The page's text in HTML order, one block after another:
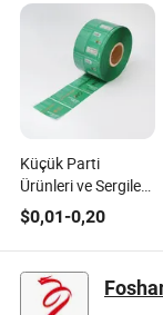
Küçük Parti
Ürünleri ve Sergiler
için Özel Daraltma
Etiketi Acil Sipariş
OEM/ODM
$0,01-0,20